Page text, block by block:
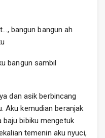
bangun bangun ah
bangun sambil
dan asik berbincang
Aku kemudian beranjak
bibiku mengetuk
temenin aku nyuci,